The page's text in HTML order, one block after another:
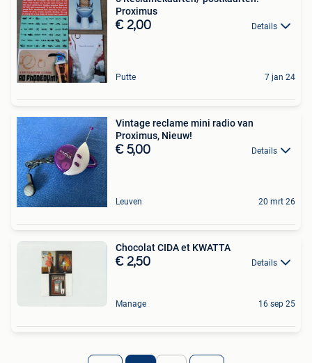
Proximus
€ 2,00 Details
Putte 7 jan 24
Vintage reclame mini radio van
Proximus, Nieuw!
€ 5,00 Details
Leuven 20 mrt 26
Chocolat CIDA et KWATTA
€ 2,50 Details
Manage 16 sep 25